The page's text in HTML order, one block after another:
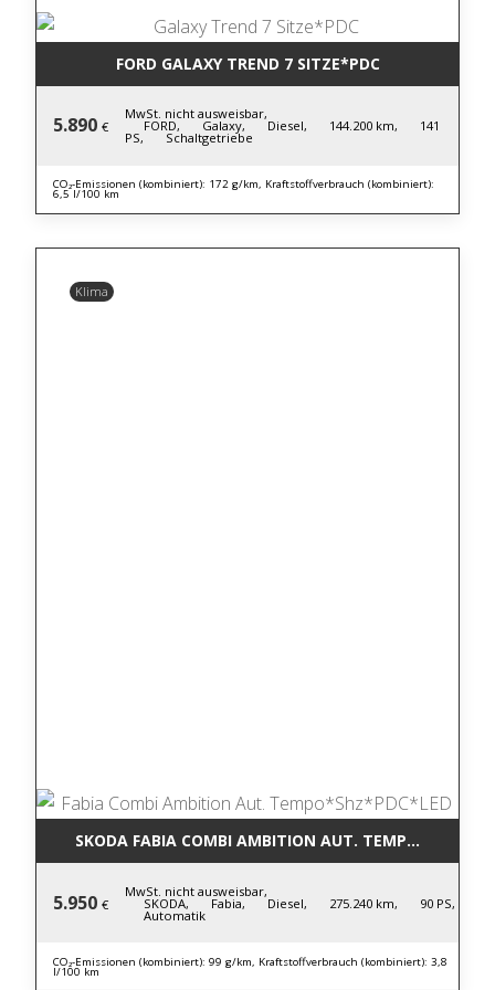
FORD GALAXY TREND 7 SITZE*PDC
5.890 €
MwSt. nicht ausweisbar,
FORD, Galaxy, Diesel, 144.200 km, 141
PS, Schaltgetriebe
CO₂-Emissionen (kombiniert): 172 g/km, Kraftstoffverbrauch (kombiniert):
6,5 l/100 km
Klima
SKODA FABIA COMBI AMBITION AUT.
5.950 €
MwSt. nicht ausweisbar,
SKODA, Fabia, Diesel, 275.240 km, 90 PS,
Automatik
CO₂-Emissionen (kombiniert): 99 g/km, Kraftstoffverbrauch (kombiniert): 3,8
l/100 km